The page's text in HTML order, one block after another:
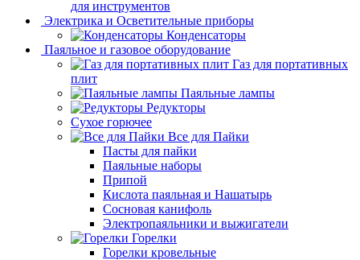
для инструментов
Электрика и Осветительные приборы
Конденсаторы
Паяльное и газовое оборудование
Газ для портативных
плит
Паяльные лампы
Редукторы
Сухое горючее
Все для Пайки
Пасты для пайки
Паяльные наборы
Припой
Кислота паяльная и Нашатырь
Сосновая канифоль
Электропаяльники и выжигатели
Горелки
Горелки кровельные